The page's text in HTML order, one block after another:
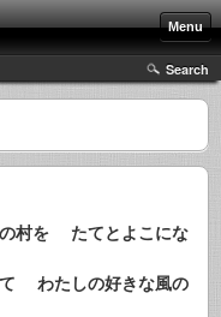
Menu
Search
村を たてとよこにな
わたしの好きな風の